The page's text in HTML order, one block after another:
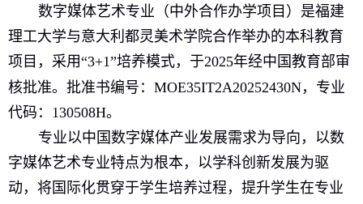
数字媒体艺术专业（中外合作办学项目）是福建
理工大学与意大利都灵美术学院合作举办的本科教育
项目， 采用“3+1”培养模式， 于2025年经中国教育部审
核批准。批准书编号： MOE35IT2A20252430N，专业
代码： 130508H。
专业以中国数字媒体产业发展需求为导向，以数
字媒体艺术专业特点为根本，以学科创新发展为驱
动，将国际化贯穿于学生培养过程，提升学生在专业